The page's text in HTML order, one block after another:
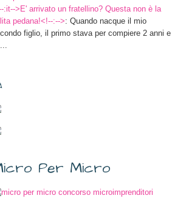
:it-->E' arrivato un fratellino? Questa non è la
pedana!<!--:-->: Quando nacque il mio
figlio, il primo stava per compiere 2 anni e
Per Micro